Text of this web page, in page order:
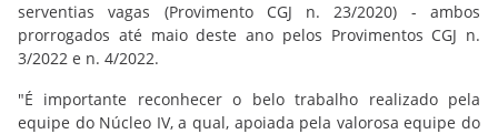
serventias vagas (Provimento CGJ n. 23/2020) - ambos
prorrogados até maio deste ano pelos Provimentos CGJ n.
3/2022 e n. 4/2022.
"É importante reconhecer o belo trabalho realizado pela
equipe do Núcleo IV, a qual, apoiada pela valorosa equipe do